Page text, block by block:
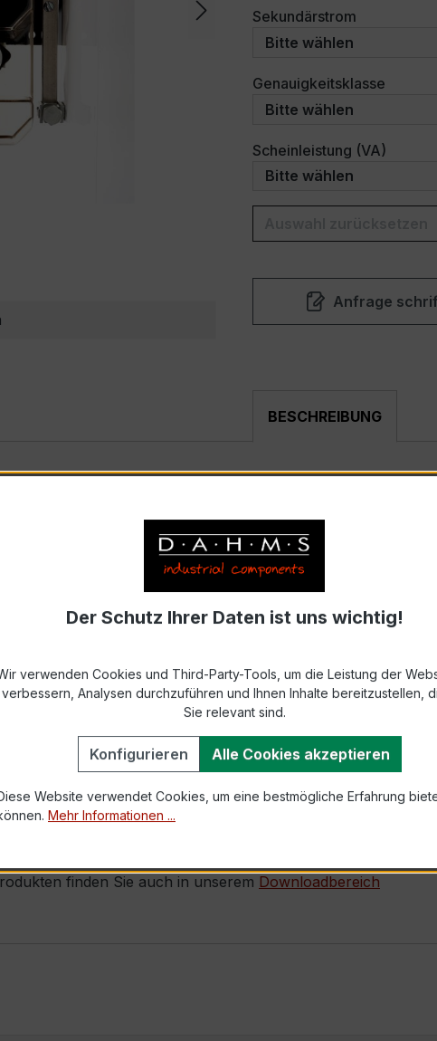
Sekundärstrom
Genauigkeitsklasse
Scheinleistung (VA)
Anfrage
BESCHREIBUNG
ist ein kompakter, hochpräziser
Schaltanlagen, Zählerfeldern und industriellen Mess- und
sich durch seine sehr kompakte Bauform, hohe
Verrechnungszwecke gefordert wird (z. B. kleinere
Lager oder konfigurieren für Sie weitere Varianten der
finden Sie auch in unserem Downloadbereich
Der Schutz Ihrer Daten ist uns wichtig!
verwenden Cookies und Third-Party-Tools, um die Leistung der
verbessern, Analysen durchzuführen und Ihnen Inhalte bereitzustellen,
Sie relevant sind.
Konfigurieren Alle Cookies akzeptieren
Website verwendet Cookies, um eine bestmögliche Erfahrung
Mehr Informationen ...